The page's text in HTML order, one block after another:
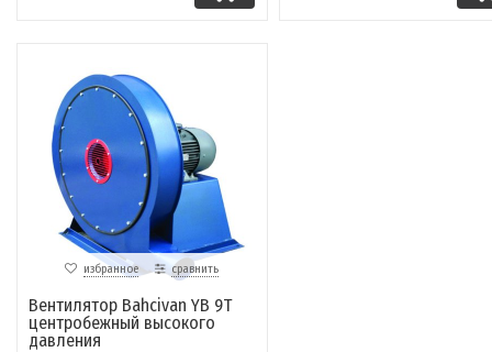
избранное сравнить
Вентилятор Bahcivan YB 9T
центробежный высокого
давления